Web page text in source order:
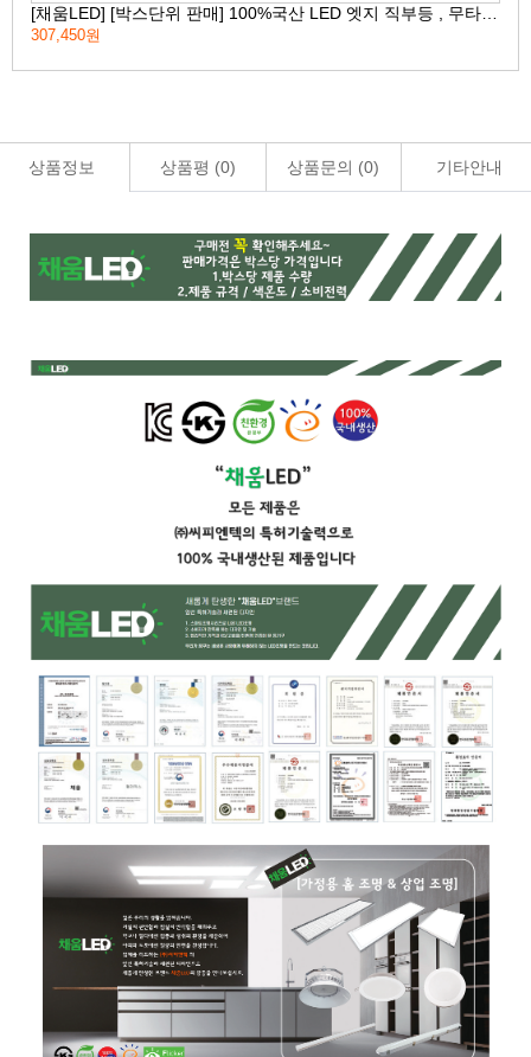
[채움LED] [박스단위 판매] 100%국산 LED 엣지 직부등 , 무타공직부등 고효율 친환경 인증제품 평판LED
307,450원
상품정보 상품평 (0) 상품문의 (0) 기타안내